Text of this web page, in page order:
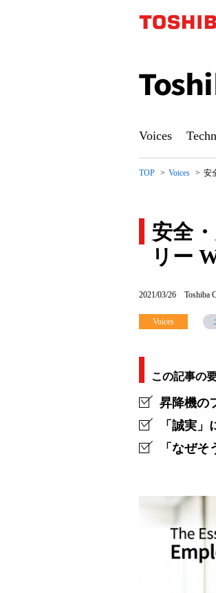
Voices
TOP Voices 安
安全
リー
全・
安
に
対
し、
ど
ま
で
も
2021/03/26 Toshiba
Voices
この記事の
昇降機の
「誠実
「なぜ